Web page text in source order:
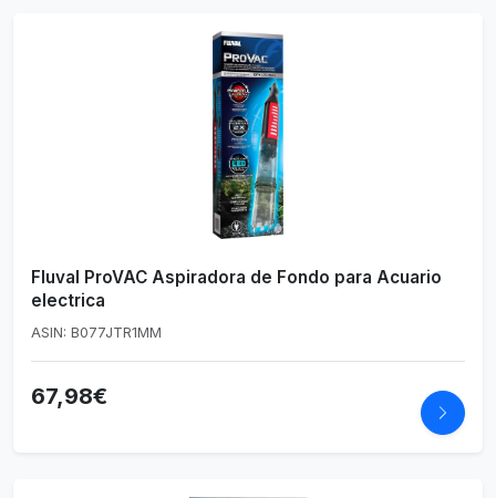
Fluval ProVAC Aspiradora de Fondo para Acuario
electrica
ASIN: B077JTR1MM
67,98€